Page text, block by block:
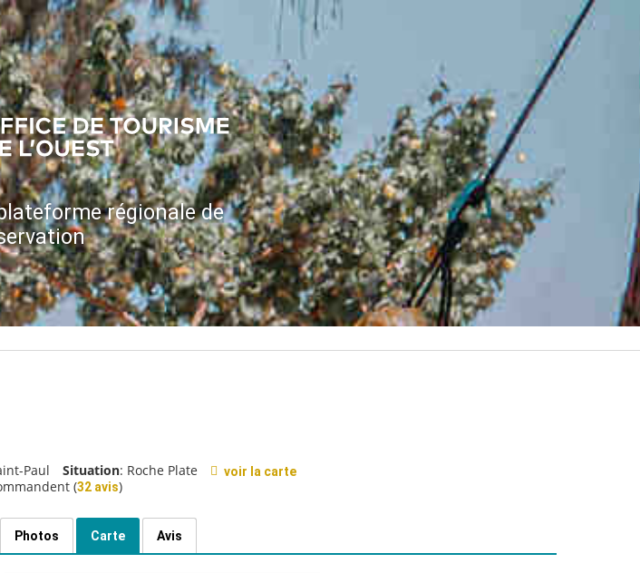
régionale de
Paul Situation: Roche Plate voir la carte
(32 avis)
Photos Carte Avis